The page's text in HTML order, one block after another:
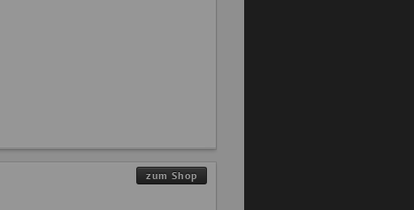
zum Shop